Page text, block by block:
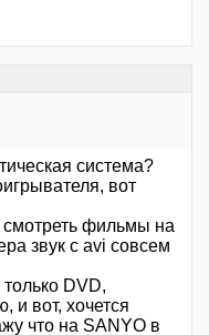
система?
вот
смотреть фильмы на
звук с avi совсем
DVD,
и вот, хочется
что на SANYO в